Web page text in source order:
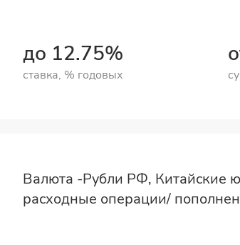
до 12.75%⠀
ставка, % годовых
Валюта -Рубли РФ, Китайские
расходные операции/